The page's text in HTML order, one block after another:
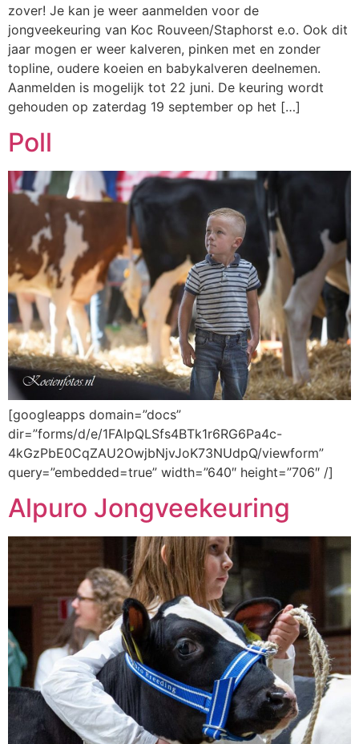
zover! Je kan je weer aanmelden voor de
jongveekeuring van Koc Rouveen/Staphorst e.o. Ook dit
jaar mogen er weer kalveren, pinken met en zonder
topline, oudere koeien en babykalveren deelnemen.
Aanmelden is mogelijk tot 22 juni. De keuring wordt
gehouden op zaterdag 19 september op het […]
Poll
[googleapps domain=”docs”
dir=”forms/d/e/1FAIpQLSfs4BTk1r6RG6Pa4c-
4kGzPbE0CqZAU2OwjbNjvJoK73NUdpQ/viewform”
query=”embedded=true” width=”640″ height=”706″ /]
Alpuro Jongveekeuring